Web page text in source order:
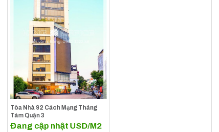
Tòa Nhà 92 Cách Mạng Tháng
Tám Quận 3
Đang cập nhật USD/M2